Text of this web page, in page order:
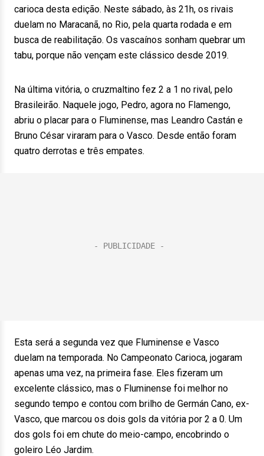
carioca desta edição. Neste sábado, às 21h, os rivais
duelam no Maracanã, no Rio, pela quarta rodada e em
busca de reabilitação. Os vascaínos sonham quebrar um
tabu, porque não vençam este clássico desde 2019.
Na última vitória, o cruzmaltino fez 2 a 1 no rival, pelo
Brasileirão. Naquele jogo, Pedro, agora no Flamengo,
abriu o placar para o Fluminense, mas Leandro Castán e
Bruno César viraram para o Vasco. Desde então foram
quatro derrotas e três empates.
Esta será a segunda vez que Fluminense e Vasco
duelam na temporada. No Campeonato Carioca, jogaram
apenas uma vez, na primeira fase. Eles fizeram um
excelente clássico, mas o Fluminense foi melhor no
segundo tempo e contou com brilho de Germán Cano, ex-
Vasco, que marcou os dois gols da vitória por 2 a 0. Um
dos gols foi em chute do meio-campo, encobrindo o
goleiro Léo Jardim.